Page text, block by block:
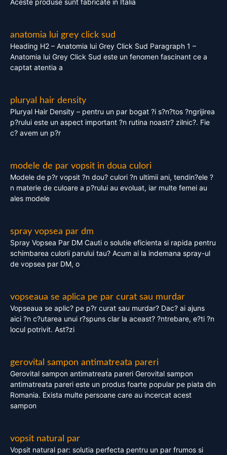
Aceste produse sunt fabricate in Italia
anatomia lui grey click sud
Heading H2 – Anatomia lui Grey Click Sud Paragraph 1 –
Anatomia lui Grey Click Sud este un fenomen fascinant ce a
captat atentia a
pluryal hair density
Pluryal Hair Density – pentru un par bogat ?i s?n?tos ?ngrijirea
p?rului este un aspect important ?n rutina noastr? zilnic?. Fie
c? avem un p?r
modele de par vopsit in doua culori
Modele de p?r vopsit ?n dou? culori ?n ultimii ani, tendin?ele ?
n materie de culoare a p?rului au evoluat, iar multe femei au
ales modele
spray vopsea par dm
Spray Vopsea Par DM Cauti o solutie eficienta si rapida pentru
schimbarea culorii parului tau? Acum ai la indemana spray-ul
de vopsea par DM, o
vopseaua se aplica pe par curat sau murdar
Vopseaua se aplic? pe p?r curat sau murdar? Dac? ai ajuns
aici ?n c?utarea unui r?spuns clar la aceast? ?ntrebare, e?ti ?n
locul potrivit. Ast?zi
gerovital sampon antimatreata pareri
Gerovital sampon antimatreata pareri Gerovital sampon
antimatreata pareri este un produs foarte popular pe piata din
Romania. Exista multe persoane care au incercat acest
sampon
vopsit natural par
Vopsit natural par: solutia perfecta pentru un par frumos si